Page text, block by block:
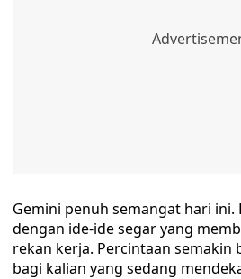
Gemini penuh semangat hari ini.
dengan ide-ide segar yang
rekan kerja. Percintaan semakin
bagi kalian yang sedang